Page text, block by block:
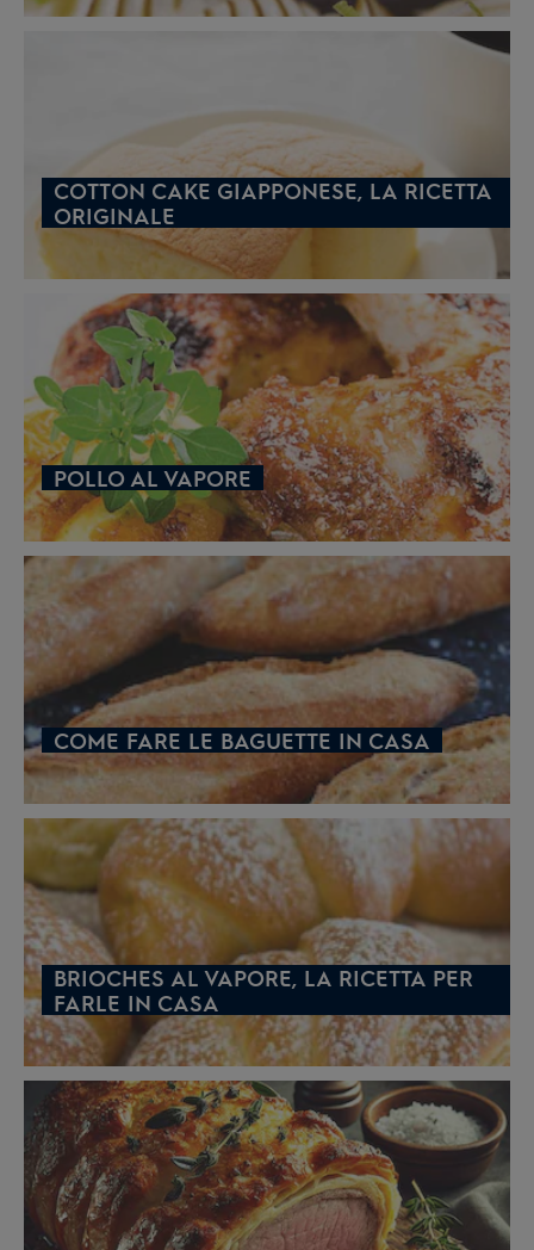
COTTON CAKE GIAPPONESE, LA RICETTA
ORIGINALE
POLLO AL VAPORE
COME FARE LE BAGUETTE IN CASA
BRIOCHES AL VAPORE, LA RICETTA PER
FARLE IN CASA